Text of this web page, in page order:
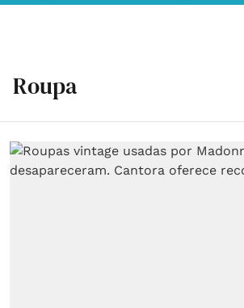
Roupa